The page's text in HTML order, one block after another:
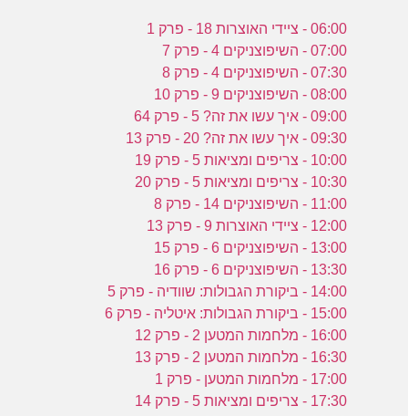
06:00 - ציידי האוצרות 18 - פרק 1
07:00 - השיפוצניקים 4 - פרק 7
07:30 - השיפוצניקים 4 - פרק 8
08:00 - השיפוצניקים 9 - פרק 10
09:00 - איך עשו את זה? 5 - פרק 64
09:30 - איך עשו את זה? 20 - פרק 13
10:00 - צריפים ומציאות 5 - פרק 19
10:30 - צריפים ומציאות 5 - פרק 20
11:00 - השיפוצניקים 14 - פרק 8
12:00 - ציידי האוצרות 9 - פרק 13
13:00 - השיפוצניקים 6 - פרק 15
13:30 - השיפוצניקים 6 - פרק 16
14:00 - ביקורת הגבולות: שוודיה - פרק 5
15:00 - ביקורת הגבולות: איטליה - פרק 6
16:00 - מלחמות המטען 2 - פרק 12
16:30 - מלחמות המטען 2 - פרק 13
17:00 - מלחמות המטען - פרק 1
17:30 - צריפים ומציאות 5 - פרק 14